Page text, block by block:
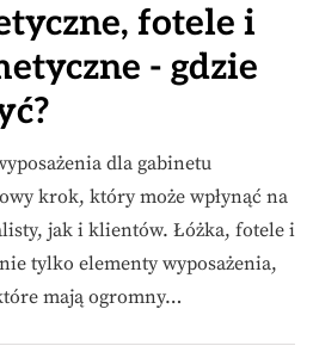
fotele i
- gdzie
dla gabinetu
krok, który może wpłynąć na
jak i klientów. Łóżka, fotele i
tylko elementy wyposażenia,
mają ogromny…